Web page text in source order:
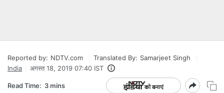
Reported by: NDTV.com Translated By: Samarjeet Singh
India
अगस्त 18, 2019 07:40 IST
Read Time: 3 mins